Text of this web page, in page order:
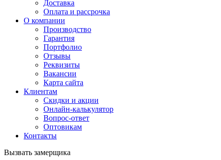
Доставка
Оплата и рассрочка
О компании
Производство
Гарантия
Портфолио
Отзывы
Реквизиты
Вакансии
Карта сайта
Клиентам
Скидки и акции
Онлайн-калькулятор
Вопрос-ответ
Оптовикам
Контакты
Вызвать замерщика